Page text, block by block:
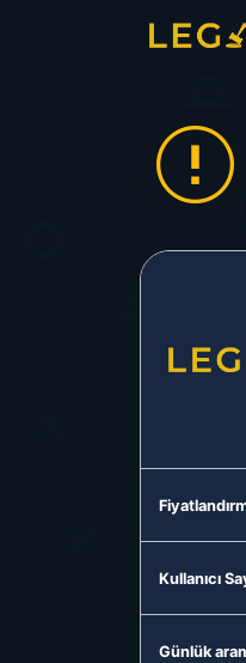
Kullanıcı
Günlük